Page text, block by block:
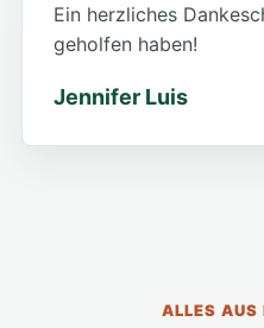
Ein herzliches
geholfen haben!
Jennifer Luis
ALLES AUS